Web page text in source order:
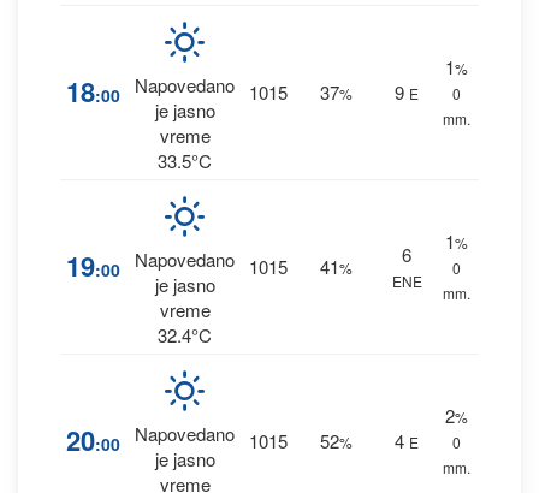
18:00
Napovedano
je jasno
vreme
33.5°C
1015 37% 9 E
1%
0
mm.
19:00
Napovedano
je jasno
vreme
32.4°C
1015 41%
6
ENE
1%
0
mm.
20:00
Napovedano
je jasno
vreme
1015 52% 4 E
2%
0
mm.